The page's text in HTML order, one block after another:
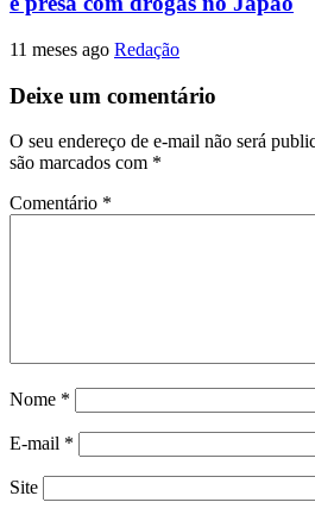
11 meses ago Redação
Deixe um comentário
O seu endereço de e-mail não será
são marcados com *
Comentário *
Nome *
E-mail *
Site